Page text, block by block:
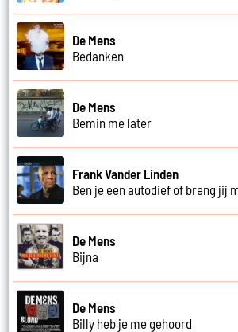
De Mens
Bedanken
De Mens
Bemin me later
Frank Vander Linden
Ben je een autodief of breng jij
De Mens
Bijna
De Mens
Billy heb je me gehoord